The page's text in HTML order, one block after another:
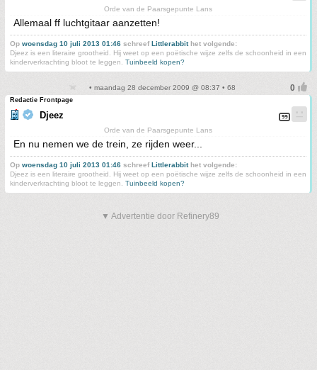
Orde van de Paarsgepunte Lans
Allemaal ff luchtgitaar aanzetten!
Op woensdag 10 juli 2013 01:46 schreefLittlerabbithet volgende:
Djeez is een literaire grootheid. Hij weet op een poëtische wijze zelfs de schoonheid in een
kinderverkrachting bloot te leggen. Tuinbeeld kopen?
• maandag 28 december 2009 @ 08:37 • 68
Redactie Frontpage
Djeez
Orde van de Paarsgepunte Lans
En nu nemen we de trein, ze rijden weer...
Op woensdag 10 juli 2013 01:46 schreefLittlerabbithet volgende:
Djeez is een literaire grootheid. Hij weet op een poëtische wijze zelfs de schoonheid in een
kinderverkrachting bloot te leggen. Tuinbeeld kopen?
▼ Advertentie door Refinery89